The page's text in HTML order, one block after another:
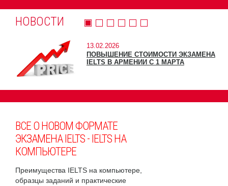
НОВОСТИ
13.02.2026
ПОВЫШЕНИЕ СТОИМОСТИ ЭКЗАМЕНА
IELTS В АРМЕНИИ С 1 МАРТА
ВСЕ О НОВОМ ФОРМАТЕ
ЭКЗАМЕНА IELTS - IELTS НА
КОМПЬЮТЕРЕ
Преимущества IELTS на компьютере,
образцы заданий и практические